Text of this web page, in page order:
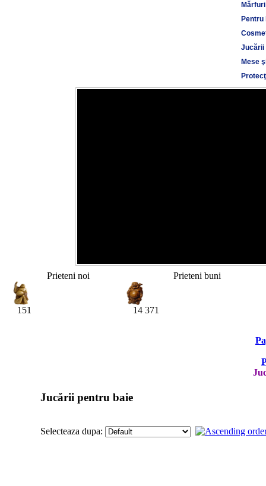
Pentru
Jucării
Mese
Prieteni noi
151
Prieteni buni
14 371
Jucării pentru baie
Selecteaza dupa: